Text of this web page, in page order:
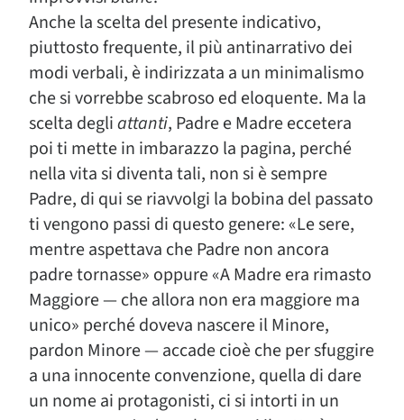
Anche la scelta del presente indicativo,
piuttosto frequente, il più antinarrativo dei
modi verbali, è indirizzata a un minimalismo
che si vorrebbe scabroso ed eloquente. Ma la
scelta degliattanti, Padre e Madre eccetera
poi ti mette in imbarazzo la pagina, perché
nella vita si diventa tali, non si è sempre
Padre, di qui se riavvolgi la bobina del passato
ti vengono passi di questo genere: «Le sere,
mentre aspettava che Padre non ancora
padre tornasse» oppure «A Madre era rimasto
Maggiore — che allora non era maggiore ma
unico» perché doveva nascere il Minore,
pardon Minore — accade cioè che per sfuggire
a una innocente convenzione, quella di dare
un nome ai protagonisti, ci si intorti in un